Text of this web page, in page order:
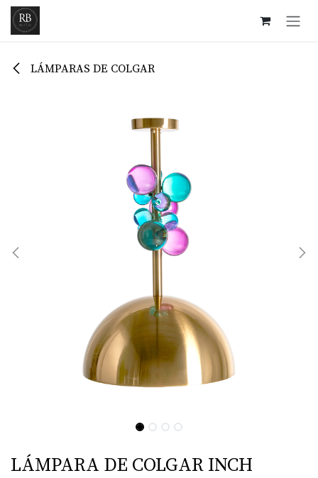
Ir al contenido
LÁMPARAS DE COLGAR
LÁMPARA DE COLGAR INCH